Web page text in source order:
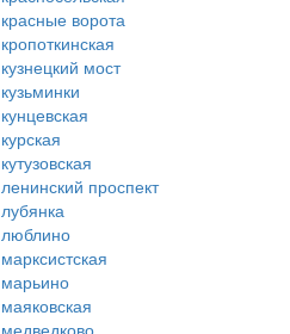
красные ворота
кропоткинская
кузнецкий мост
кузьминки
кунцевская
курская
кутузовская
ленинский проспект
лубянка
люблино
марксистская
марьино
маяковская
медведково